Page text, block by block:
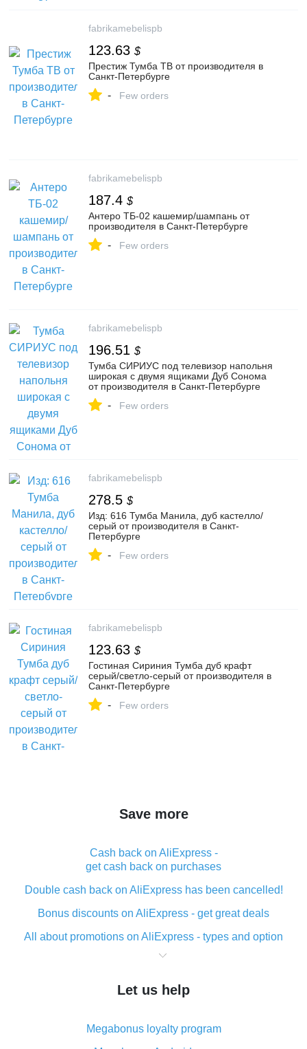
fabrikamebelispb
123.63 $
Престиж Тумба ТВ от производителя в
Санкт-Петербурге
- Few orders
fabrikamebelispb
187.4 $
Антеро ТБ-02 кашемир/шампань от
производителя в Санкт-Петербурге
- Few orders
fabrikamebelispb
196.51 $
Тумба СИРИУС под телевизор напольня
широкая с двумя ящиками Дуб Сонома
от производителя в Санкт-Петербурге
- Few orders
fabrikamebelispb
278.5 $
Изд: 616 Тумба Манила, дуб кастелло/
серый от производителя в Санкт-
Петербурге
- Few orders
fabrikamebelispb
123.63 $
Гостиная Сириния Тумба дуб крафт
серый/светло-серый от производителя в
Санкт-Петербурге
- Few orders
Save more
Cash back on AliExpress -
get cash back on purchases
Double cash back on AliExpress has been cancelled!
Bonus discounts on AliExpress - get great deals
All about promotions on AliExpress - types and option
What is cash back when making purchases on
The best place to download cash back for AliExpress
What is the AliExpress cash back plugin and what are
Let us help
Megabonus loyalty program